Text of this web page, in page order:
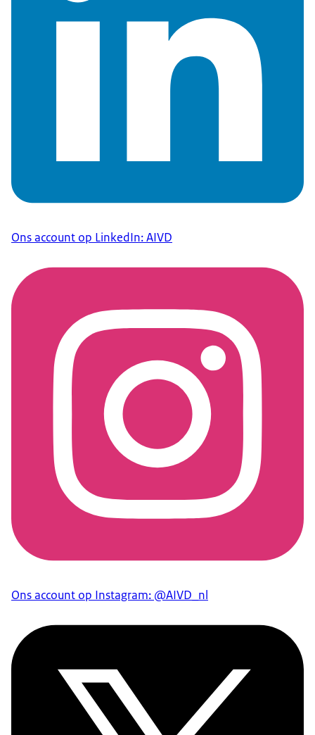
Ons account op LinkedIn: AIVD
Ons account op Instagram: @AIVD_nl